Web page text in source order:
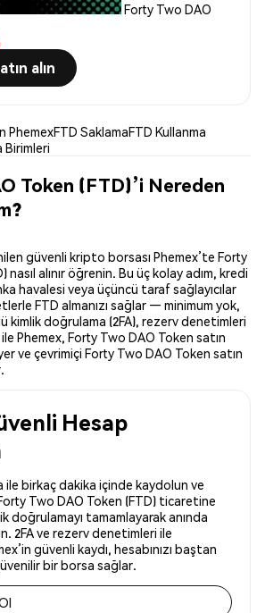
Forty Two DAO
alın
PhemexFTD SaklamaFTD Kullanma
Birimleri
Token (FTD)’i Nereden
güvenli kripto borsası Phemex’te Forty
nasıl alınır öğrenin. Bu üç kolay adım, kredi
havalesi veya üçüncü taraf sağlayıcılar
FTD almanızı sağlar — minimum yok,
kimlik doğrulama (2FA), rezerv denetimleri
ile Phemex, Forty Two DAO Token satın
ve çevrimiçi Forty Two DAO Token satın
Hesap
ile birkaç dakika içinde kaydolun ve
Two DAO Token (FTD) ticaretine
doğrulamayı tamamlayarak anında
2FA ve rezerv denetimleri ile
güvenli kaydı, hesabınızı baştan
bir borsa sağlar.